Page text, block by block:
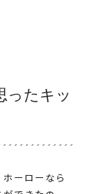
ったキッ
ーローなら